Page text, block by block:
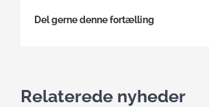
Del gerne denne fortælling
Relaterede nyheder